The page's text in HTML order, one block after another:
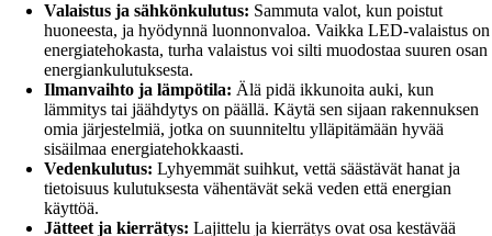
Valaistus ja sähkönkulutus: Sammuta valot, kun poistut
huoneesta, ja hyödynnä luonnonvaloa. Vaikka LED-valaistus on
energiatehokasta, turha valaistus voi silti muodostaa suuren osan
energiankulutuksesta.
Ilmanvaihto ja lämpötila: Älä pidä ikkunoita auki, kun
lämmitys tai jäähdytys on päällä. Käytä sen sijaan rakennuksen
omia järjestelmiä, jotka on suunniteltu ylläpitämään hyvää
sisäilmaa energiatehokkaasti.
Vedenkulutus: Lyhyemmät suihkut, vettä säästävät hanat ja
tietoisuus kulutuksesta vähentävät sekä veden että energian
käyttöä.
Jätteet ja kierrätys: Lajittelu ja kierrätys ovat osa kestävää